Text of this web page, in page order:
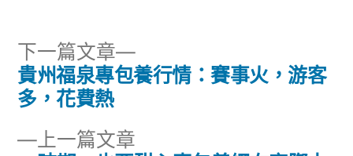
文
上一篇文章
下一篇文章
下
一
貴州福泉專包養行情：賽事火，游客
多，花費熱